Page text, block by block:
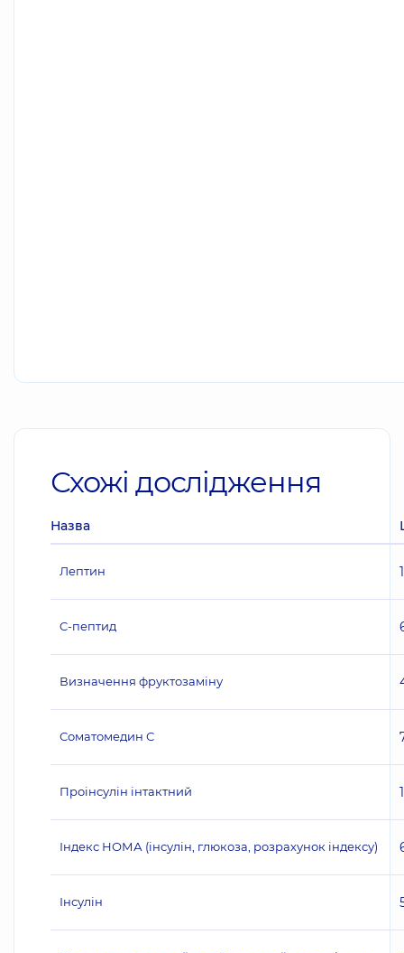
Схожі дослідження
Назва
Лептин
C-пептид
Визначення фруктозаміну
Соматомедин С
Проінсулін інтактний
Індекс НОМА (інсулін, глюкоза, розрахунок індексу)
Інсулін